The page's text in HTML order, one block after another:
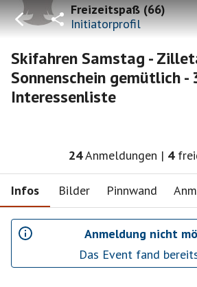
Freizeitspaß(66)
Initiatorprofil
Skifahren Samstag -
Sonnenschein gemütlich -
Interessenliste
24Anmeldungen | 4
Infos Bilder Pinnwand
Anmeldung nicht
Das Event fand